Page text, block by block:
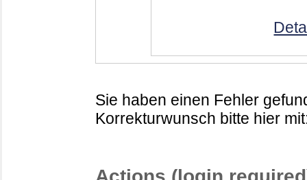
Sie haben einen Fehler
Korrekturwunsch bitte hier